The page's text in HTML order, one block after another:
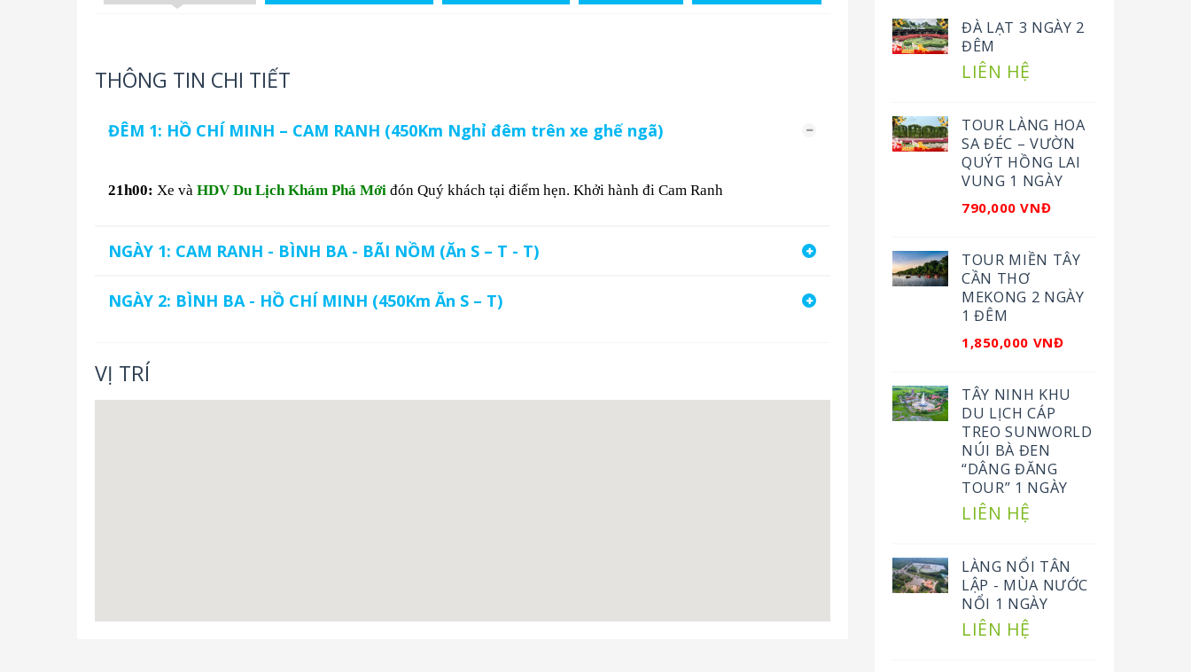
THÔNG TIN CHI TIẾT
ĐÊM 1: HỒ CHÍ MINH – CAM RANH (450Km Nghỉ đêm trên xe ghế ngã)
21h00: Xe và HDV Du Lịch Khám Phá Mới đón Quý khách tại điểm hẹn. Khởi hành đi Cam Ranh
NGÀY 1: CAM RANH - BÌNH BA - BÃI NỒM (Ăn S – T - T)
NGÀY 2: BÌNH BA - HỒ CHÍ MINH (450Km Ăn S – T)
VỊ TRÍ
ĐÀ LẠT 3 NGÀY 2
ĐÊM
LIÊN HỆ
TOUR LÀNG HOA
SA ĐÉC – VƯỜN
QUÝT HỒNG LAI
VUNG 1 NGÀY
790,000 VNĐ
TOUR MIỀN TÂY
CẦN THƠ
MEKONG 2 NGÀY
1 ĐÊM
1,850,000 VNĐ
TÂY NINH KHU
DU LỊCH CÁP
TREO SUNWORLD
NÚI BÀ ĐEN
“DÂNG ĐĂNG
TOUR” 1 NGÀY
LIÊN HỆ
LÀNG NỔI TÂN
LẬP - MÙA NƯỚC
NỔI 1 NGÀY
LIÊN HỆ